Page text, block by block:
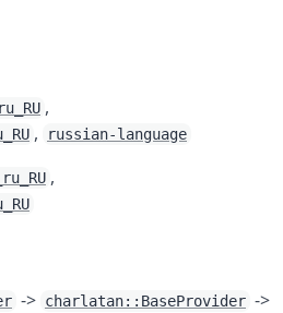
,
, russian-language
,
-> charlatan::BaseProvider ->